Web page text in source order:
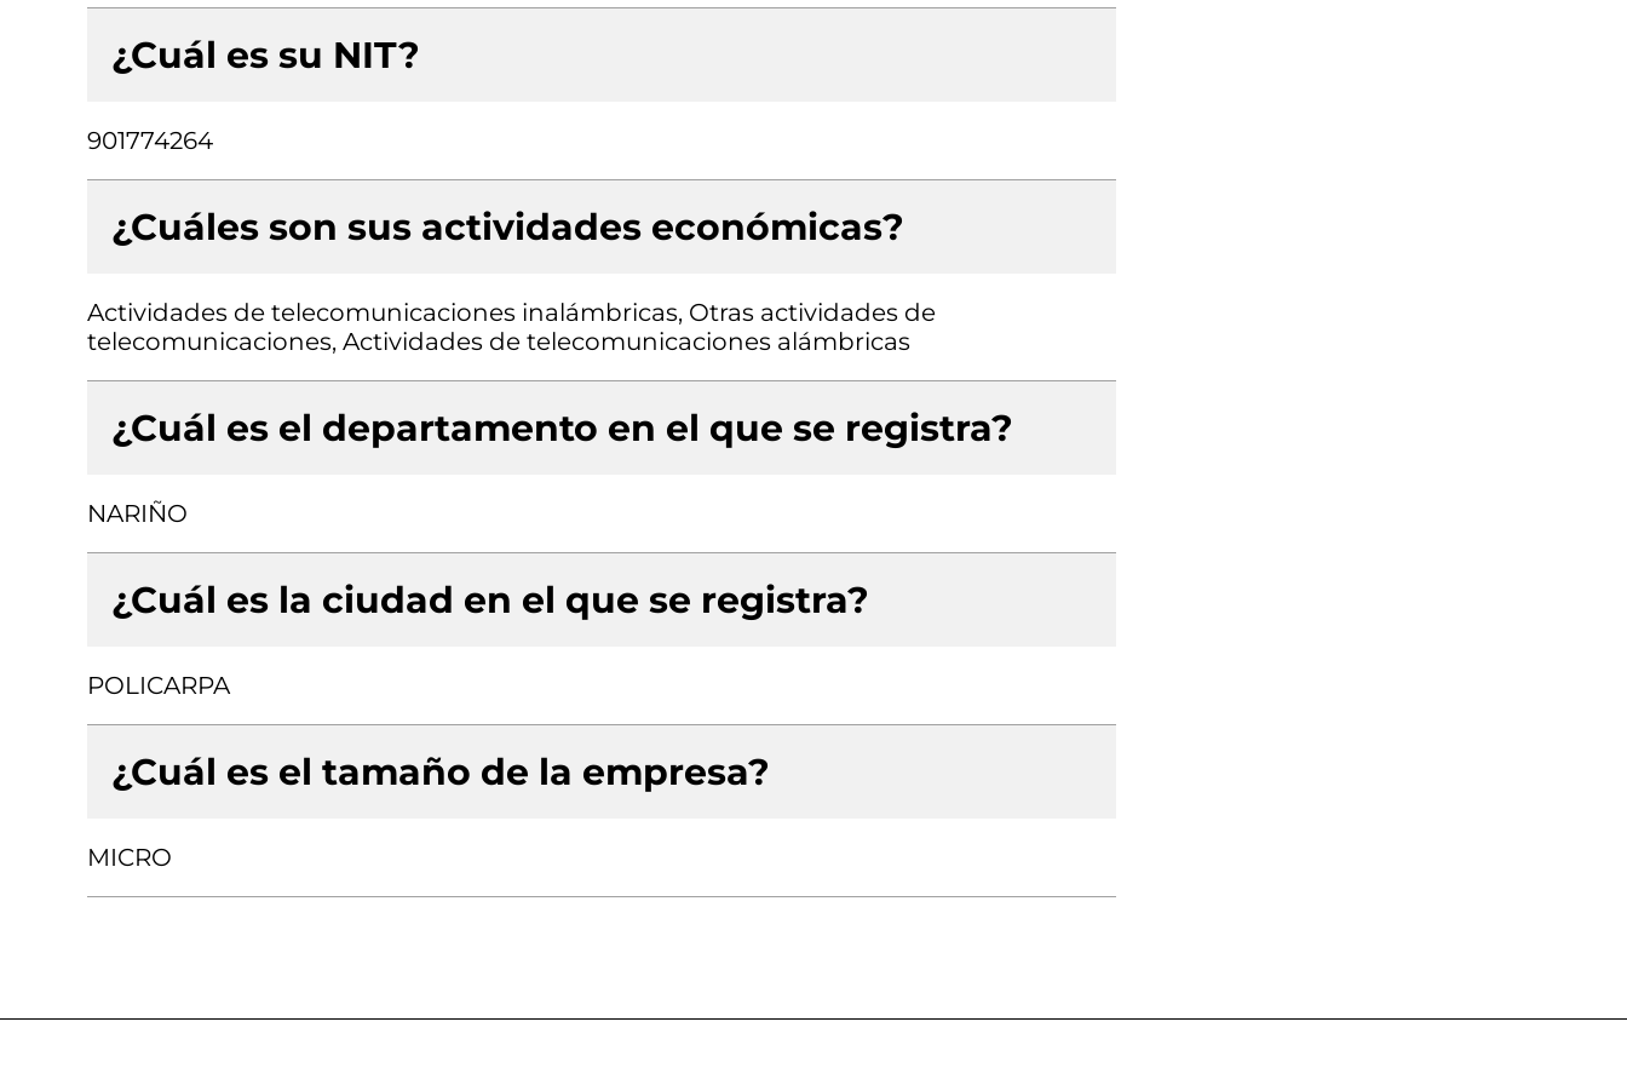
¿Cuál es su NIT?
901774264
¿Cuáles son sus actividades económicas?
Actividades de telecomunicaciones inalámbricas, Otras actividades de
telecomunicaciones, Actividades de telecomunicaciones alámbricas
¿Cuál es el departamento en el que se registra?
NARIÑO
¿Cuál es la ciudad en el que se registra?
POLICARPA
¿Cuál es el tamaño de la empresa?
MICRO